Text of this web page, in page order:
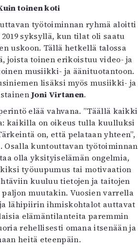
toinen koti
työtoiminnan ryhmä aloitti
syksyllä, kun tilat oli saatu
uskoon. Tällä hetkellä talossa
joista toinen erikoistuu video- ja
musiikki- ja äänituotantoon.
lisäksi myös musiikki- ja
Joni Virtanen.
elää vahvana. ”Täällä kaikki
kaikilla on oikeus tulla kuulluksi
on, että pelataan yhteen”,
Osalla kuntouttavan työtoiminnan
olla yksityiselämän ongelmia,
työuupumus tai motivaation
kuuluu tietojen ja taitojen
muutakin. Vuosien varrella
lähipiirin ihmiskohtalot auttavat
elämäntilanteita paremmin
rehellisesti omana itsenään ja
heitä eteenpäin.